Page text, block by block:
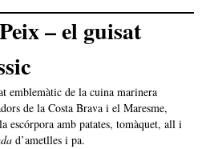
– el guisat
emblemàtic de la cuina marinera
de la Costa Brava i el Maresme,
escórpora amb patates, tomàquet, all i
d’ametlles i pa.